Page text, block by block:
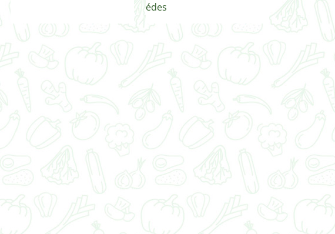
édes